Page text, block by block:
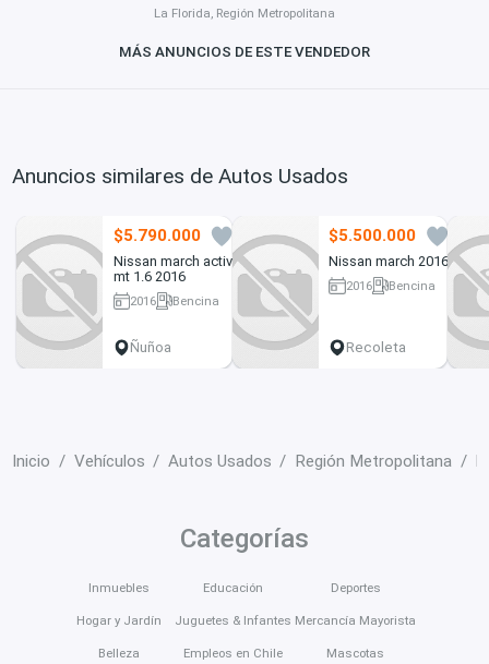
La Florida, Región Metropolitana
MÁS ANUNCIOS DE ESTE VENDEDOR
Anuncios similares de Autos Usados
$5.790.000
Nissan march active
mt 1.6 2016
2016
Bencina
Ñuñoa
$5.500.000
Nissan march 2016
2016
Bencina
Recoleta
Inicio Vehículos Autos Usados Región Metropolitana
Categorías
Inmuebles
Hogar y Jardín
Belleza
Educación
Juguetes & Infantes
Empleos en Chile
Deportes
Mercancía Mayorista
Mascotas